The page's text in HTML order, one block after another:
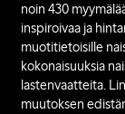
noin 430
inspiroivaa ja
muotitietoisille
kokonaisuuksia
lastenvaatteita.
muutoksen